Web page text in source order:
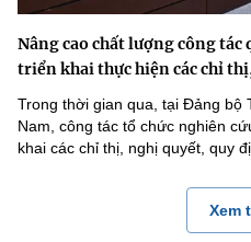
Nâng cao chất lượng công
triển khai thực hiện các chỉ
Trong thời gian qua, tại Đảng bộ
Nam, công tác tổ chức nghiên
khai các chỉ thị, nghị quyết, quy
Xem